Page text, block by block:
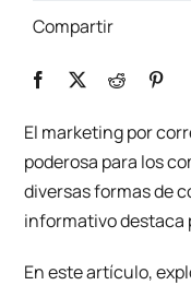
Solución
Recursos & Socios
Ofertas
Compartir
El marketing por
poderosa para los
diversas formas de
informativo destaca
En este artículo,